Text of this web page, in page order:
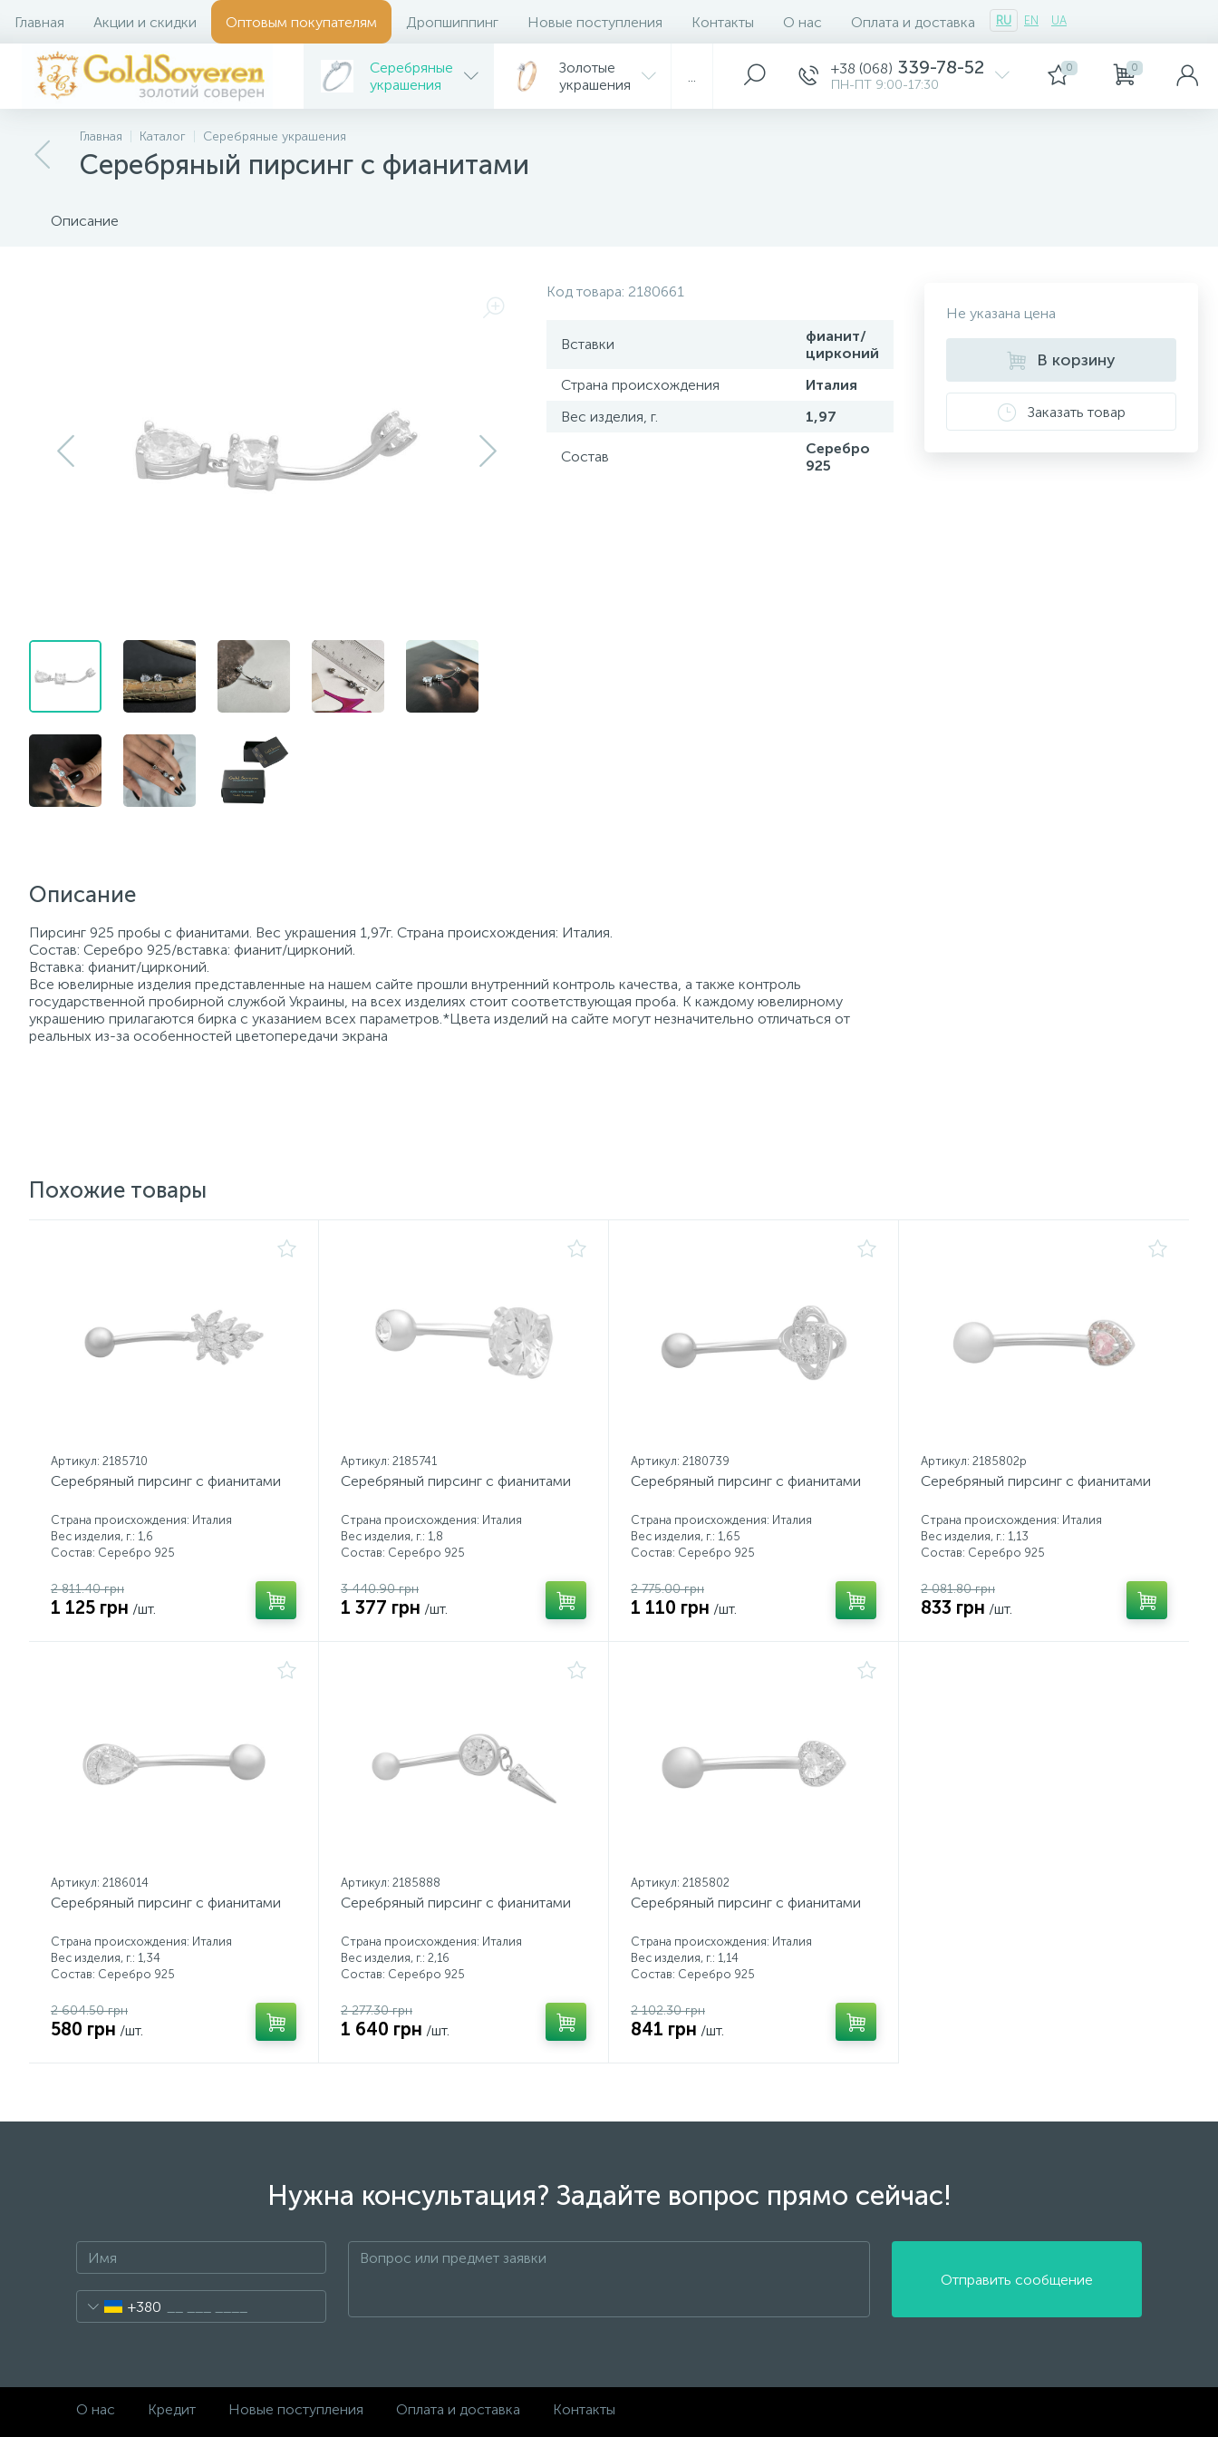
Главная Акции и скидки Оптовым покупателям Дропшиппинг Новые поступления Контакты О нас Оплата и доставка RU EN UA
Серебряные
украшения
Золотые
украшения
+38 (068) 339-78-52
ПН-ПТ 9:00-17:30
0 0
Главная Каталог Серебряные украшения
Серебряный пирсинг с фианитами
Описание
Код товара: 2180661
Вставки
фианит/
цирконий
Страна происхождения
Италия
Вес изделия, г.
1,97
Состав
Серебро
925
Описание
Пирсинг 925 пробы с фианитами. Вес украшения 1,97г. Страна происхождения: Италия.
Состав: Серебро 925/вставка: фианит/цирконий.
Вставка: фианит/цирконий.
Все ювелирные изделия представленные на нашем сайте прошли внутренний контроль качества, а также контроль
государственной пробирной службой Украины, на всех изделиях стоит соответствующая проба. К каждому ювелирному
украшению прилагаются бирка с указанием всех параметров.*Цвета изделий на сайте могут незначительно отличаться от
реальных из-за особенностей цветопередачи экрана
Не указана цена
В корзину
Заказать товар
Похожие товары
Артикул: 2185710
Серебряный пирсинг с фианитами
Страна происхождения: Италия
Вес изделия, г.: 1,6
Состав: Серебро 925
2 811.40 грн
1 125 грн /шт.
Артикул: 2185741
Серебряный пирсинг с фианитами
Страна происхождения: Италия
Вес изделия, г.: 1,8
Состав: Серебро 925
3 440.90 грн
1 377 грн /шт.
Артикул: 2180739
Серебряный пирсинг с фианитами
Страна происхождения: Италия
Вес изделия, г.: 1,65
Состав: Серебро 925
2 775.00 грн
1 110 грн /шт.
Артикул: 2185802p
Серебряный пирсинг с фианитами
Страна происхождения: Италия
Вес изделия, г.: 1,13
Состав: Серебро 925
2 081.80 грн
833 грн /шт.
Артикул: 2186014
Серебряный пирсинг с фианитами
Страна происхождения: Италия
Вес изделия, г.: 1,34
Состав: Серебро 925
2 604.50 грн
580 грн /шт.
Артикул: 2185888
Серебряный пирсинг с фианитами
Страна происхождения: Италия
Вес изделия, г.: 2,16
Состав: Серебро 925
2 277.30 грн
1 640 грн /шт.
Артикул: 2185802
Серебряный пирсинг с фианитами
Страна происхождения: Италия
Вес изделия, г.: 1,14
Состав: Серебро 925
2 102.30 грн
841 грн /шт.
Нужна консультация? Задайте вопрос прямо сейчас!
+380
Отправить сообщение
О нас Кредит Новые поступления Оплата и доставка Контакты